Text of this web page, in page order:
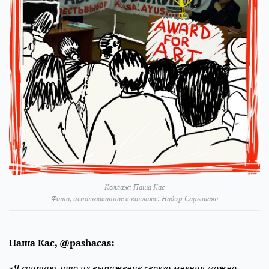
Коллаж: Паша Кас
Фото, использованное в коллаже: Надир Сарышаян
Паша Кас, @pashacas: